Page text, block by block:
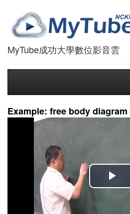
MyTube成功大學數位影音雲
Example: free body diagram
播